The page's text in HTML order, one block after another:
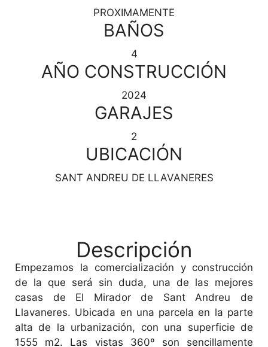
PROXIMAMENTE
BAÑOS
4
AÑO CONSTRUCCIÓN
2024
GARAJES
2
UBICACIÓN
SANT ANDREU DE LLAVANERES
Descripción
Empezamos la comercialización y construcción
de la que será sin duda, una de las mejores
casas de El Mirador de Sant Andreu de
Llavaneres. Ubicada en una parcela en la parte
alta de la urbanización, con una superficie de
1555 m2. Las vistas 360º son sencillamente